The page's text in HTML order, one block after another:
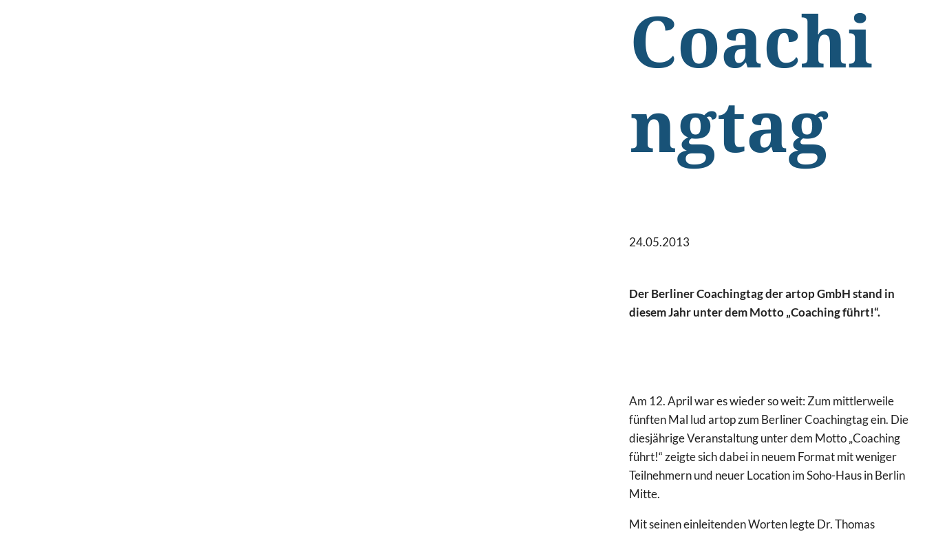
Coachi
ngtag
24.05.2013
Der Berliner Coachingtag der artop GmbH stand in
diesem Jahr unter dem Motto „Coaching führt!“.
Am 12. April war es wieder so weit: Zum mittlerweile
fünften Mal lud artop zum Berliner Coachingtag ein. Die
diesjährige Veranstaltung unter dem Motto „Coaching
führt!“ zeigte sich dabei in neuem Format mit weniger
Teilnehmern und neuer Location im Soho-Haus in Berlin
Mitte.
Mit seinen einleitenden Worten legte Dr. Thomas